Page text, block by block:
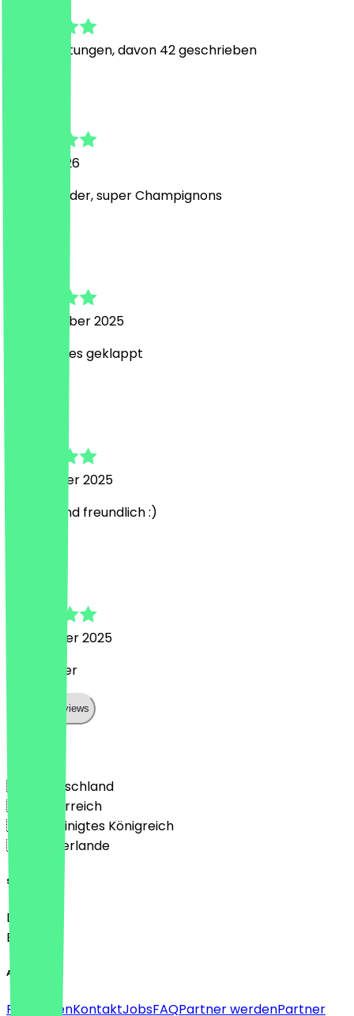
Bewertungen, davon 42 geschrieben
28. Juli 2026
Gerne wieder, super Champignons
14. Dezember 2025
Lecker. Alles geklappt
25. Oktober 2025
Lecker! Und freundlich :)
23. Oktober 2025
Sehr lecker
Show all reviews
🇩🇪 Deutschland
🇦🇹 Österreich
🇬🇧 Vereinigtes Königreich
🇳🇱 Niederlande
Sprache
Deutsch
English
About
Für FirmenKontaktJobsFAQPartner werdenPartner